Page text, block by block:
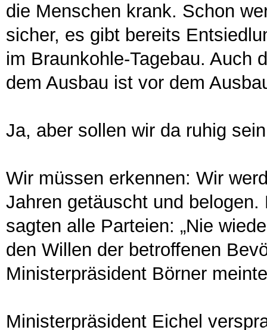
die Menschen krank. Schon
sicher, es gibt bereits
im Braunkohle-Tagebau. Auch
dem Ausbau ist vor dem
Ja, aber sollen wir da ruhig
Wir müssen erkennen: Wir
Jahren getäuscht und
sagten alle Parteien: „Nie
den Willen der betroffenen
Ministerpräsident Börner
Ministerpräsident Eichel